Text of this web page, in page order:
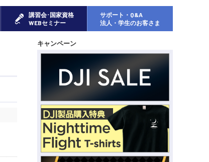
講習会･国家資格
WEBセミナー
サポート・Q&A
法人・学生のお客さま
キャンペーン